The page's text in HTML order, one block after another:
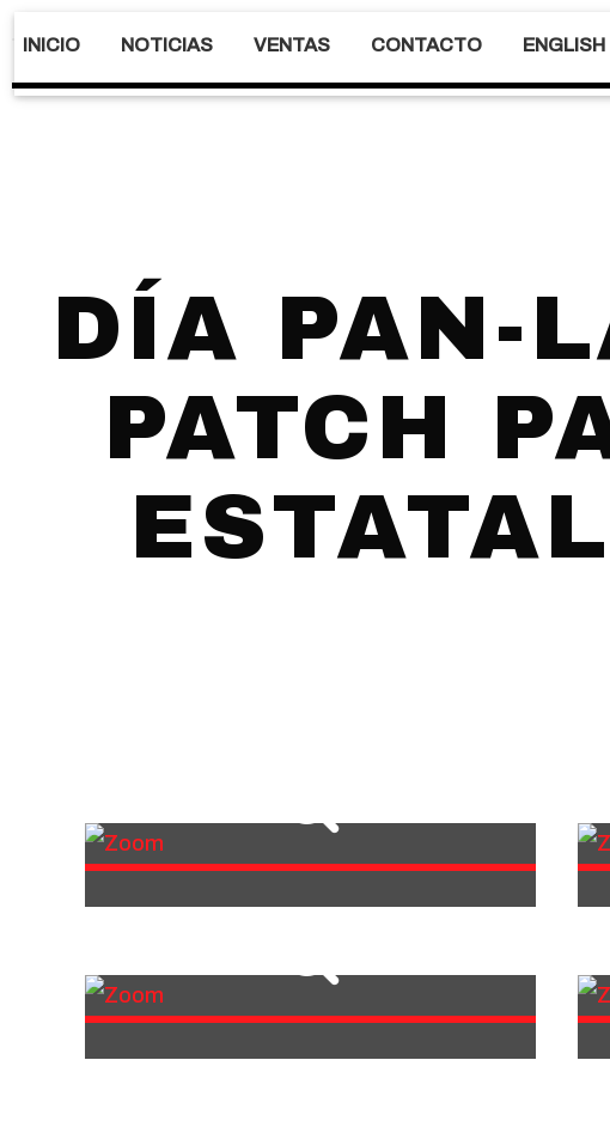
INICIO NOTICIAS VENTAS CONTACTO ENGLISH
DÍA PAN-
PATCH